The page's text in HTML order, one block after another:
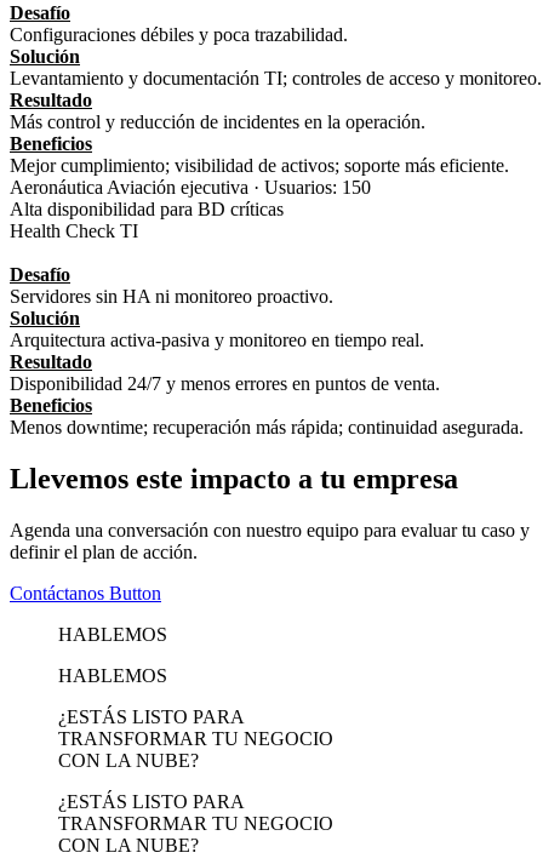
Desafío
Configuraciones débiles y poca trazabilidad.
Solución
Levantamiento y documentación TI; controles de acceso y monitoreo.
Resultado
Más control y reducción de incidentes en la operación.
Beneficios
Mejor cumplimiento; visibilidad de activos; soporte más eficiente.
Aeronáutica Aviación ejecutiva · Usuarios: 150
Alta disponibilidad para BD críticas
Health Check TI
Desafío
Servidores sin HA ni monitoreo proactivo.
Solución
Arquitectura activa‑pasiva y monitoreo en tiempo real.
Resultado
Disponibilidad 24/7 y menos errores en puntos de venta.
Beneficios
Menos downtime; recuperación más rápida; continuidad asegurada.
Llevemos este impacto a tu empresa
Agenda una conversación con nuestro equipo para evaluar tu caso y
definir el plan de acción.
Contáctanos Button
HABLEMOS
HABLEMOS
¿ESTÁS LISTO PARA
TRANSFORMAR TU NEGOCIO
CON LA NUBE?
¿ESTÁS LISTO PARA
TRANSFORMAR TU NEGOCIO
CON LA NUBE?